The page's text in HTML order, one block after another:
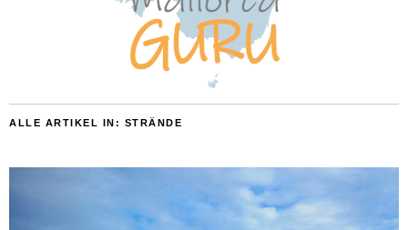
ALLE ARTIKEL IN: STRÄNDE